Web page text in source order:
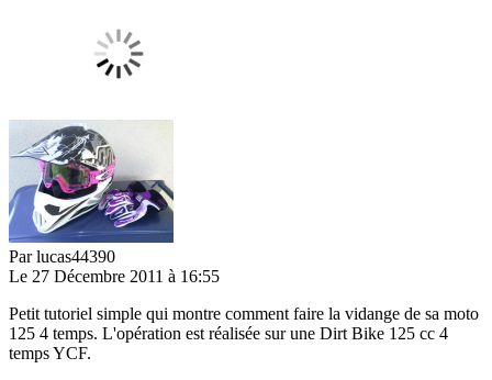
Parlucas44390
Le 27 Décembre 2011 à 16:55
Petit tutoriel simple qui montre comment faire la vidange de sa moto
125 4 temps. L'opération est réalisée sur une Dirt Bike 125 cc 4
temps YCF.